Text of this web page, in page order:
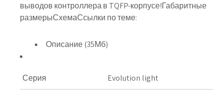
выводов контроллера в TQFP-корпусе!Габаритные
размерыСхемаСсылки по теме:
Описание (35Мб)
Серия Evolution light